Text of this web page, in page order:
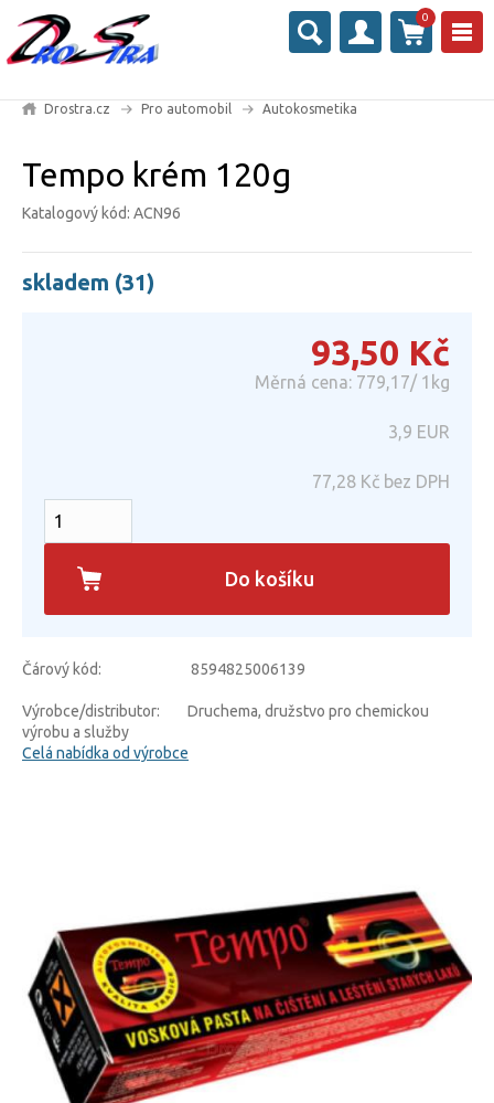
0
Drostra.cz Pro automobil Autokosmetika
Tempo krém 120g
Katalogový kód: ACN96
skladem (31)
93,50 Kč
Měrná cena: 779,17/ 1kg
3,9 EUR
77,28 Kč bez DPH
Do košíku
Čárový kód: 8594825006139
Výrobce/distributor:
Druchema, družstvo pro chemickou
výrobu a služby
Celá nabídka od výrobce